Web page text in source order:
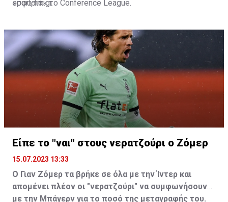
«σφυριά» το Conference League.
sport-fm.gr
Είπε το "ναι" στους νερατζούρι ο Ζόμερ
15.07.2023 13:33
Ο Γιαν Ζόμερ τα βρήκε σε όλα με την Ίντερ και
απομένει πλέον οι "νερατζούρι" να συμφωνήσουν
με την Μπάγερν για το ποσό της μεταγραφής του.